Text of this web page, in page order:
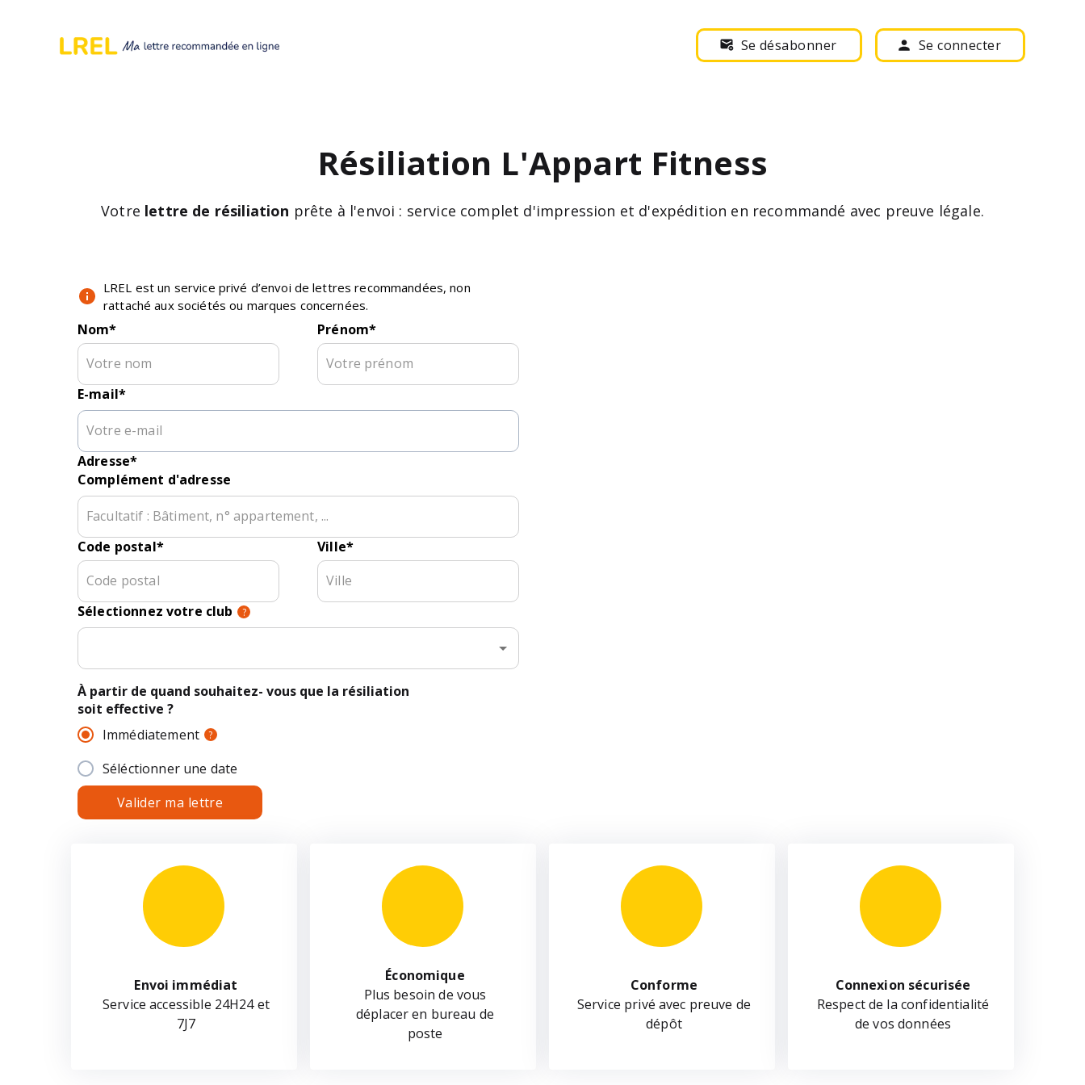
Se désabonner Se connecter
Résiliation L'Appart Fitness
Votre lettre de résiliation prête à l'envoi : service complet d'impression et d'expédition en recommandé avec preuve légale.
LREL est un service privé d’envoi de lettres recommandées, non
rattaché aux sociétés ou marques concernées.
Nom* Prénom*
E-mail*
Adresse*
Complément d'adresse
Code postal* Ville*
Sélectionnez votre club ?
À partir de quand souhaitez- vous que la résiliation
soit effective ?
Immédiatement
?
Séléctionner une date
Valider ma lettre
Envoi immédiat
Service accessible 24H24 et
7J7
Économique
Plus besoin de vous
déplacer en bureau de
poste
Conforme
Service privé avec preuve de
dépôt
Connexion sécurisée
Respect de la confidentialité
de vos données